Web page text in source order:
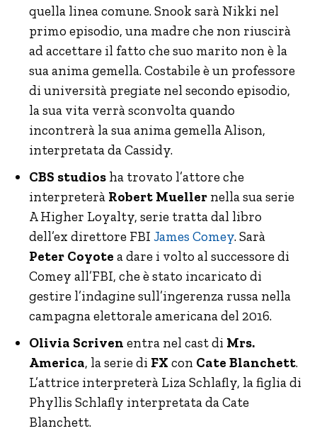
quella linea comune. Snook sarà Nikki nel
primo episodio, una madre che non riuscirà
ad accettare il fatto che suo marito non è la
sua anima gemella. Costabile è un professore
di università pregiate nel secondo episodio,
la sua vita verrà sconvolta quando
incontrerà la sua anima gemella Alison,
interpretata da Cassidy.
CBS studios ha trovato l’attore che
interpreterà Robert Mueller nella sua serie
A Higher Loyalty, serie tratta dal libro
dell’ex direttore FBI James Comey. Sarà
Peter Coyote a dare i volto al successore di
Comey all’FBI, che è stato incaricato di
gestire l’indagine sull’ingerenza russa nella
campagna elettorale americana del 2016.
Olivia Scriven entra nel cast di Mrs.
America, la serie di FX con Cate Blanchett.
L’attrice interpreterà Liza Schlafly, la figlia di
Phyllis Schlafly interpretata da Cate
Blanchett.